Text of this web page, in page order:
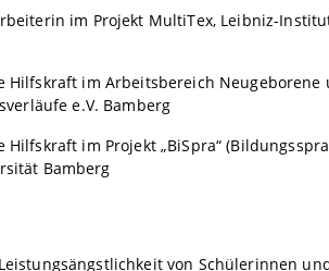
im Projekt MultiTex, Leibniz-
Hilfskraft im Arbeitsbereich
e.V. Bamberg
Hilfskraft im Projekt „BiSpra“
Bamberg
von Schülerinnen